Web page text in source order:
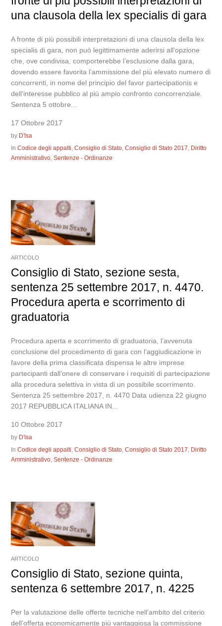
una clausola della lex specialis di gara
A fronte di più possibili interpretazioni di una clausola della lex
specialis di gara, non può legittimamente aderirsi all’opzione
che, ove condivisa, comporterebbe l’esclusione dalla gara,
dovendo essere favorita l’ammissione del più elevato numero di
concorrenti, in nome del principio del favor partecipationis e
dell’interesse pubblico al più ampio confronto concorrenziale.
Sentenza 5 ottobre...
17 Ottobre 2017
by D'Isa
InCodice degli appalti,Consiglio di Stato,Consiglio di Stato 2017, Diritto
Amministrativo,Sentenze - Ordinanze
ARTICOLO
Consiglio di Stato, sezione sesta,
sentenza 25 settembre 2017, n. 4470.
Procedura aperta e scorrimento di
graduatoria
Procedura aperta e scorrimento di graduatoria, l’avvenuta
conclusione del procedimento di gara con l’aggiudicazione in
favore della prima classificata dispensa le altre imprese
partecipanti dall’onere di conservare i requisiti di partecipazione
alla procedura selettiva in vista di un possibile scorrimento.
Sentenza 25 settembre 2017, n. 4470 Data udienza 22 giugno
2017 REPUBBLICA ITALIANA IN...
10 Ottobre 2017
by D'Isa
InCodice degli appalti,Consiglio di Stato,Consiglio di Stato 2017, Diritto
Amministrativo,Sentenze - Ordinanze
ARTICOLO
Consiglio di Stato, sezione quinta,
sentenza 6 settembre 2017, n. 4225
Per la valutazione delle offerte tecniche nell’ambito del criterio
dell’offerta economicamente più vantaggiosa la commissione